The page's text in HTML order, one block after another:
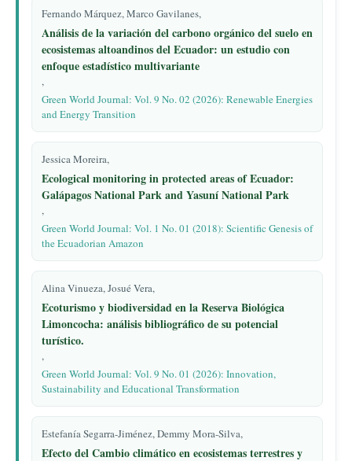
Fernando Márquez, Marco Gavilanes,
Análisis de la variación del carbono orgánico del suelo en
ecosistemas altoandinos del Ecuador: un estudio con
enfoque estadístico multivariante
,
Green World Journal: Vol. 9 No. 02 (2026): Renewable Energies
and Energy Transition
Jessica Moreira,
Ecological monitoring in protected areas of Ecuador:
Galápagos National Park and Yasuní National Park
,
Green World Journal: Vol. 1 No. 01 (2018): Scientific Genesis of
the Ecuadorian Amazon
Alina Vinueza, Josué Vera,
Ecoturismo y biodiversidad en la Reserva Biológica
Limoncocha: análisis bibliográfico de su potencial
turístico.
,
Green World Journal: Vol. 9 No. 01 (2026): Innovation,
Sustainability and Educational Transformation
Estefanía Segarra-Jiménez, Demmy Mora-Silva,
Efecto del Cambio climático en ecosistemas terrestres y